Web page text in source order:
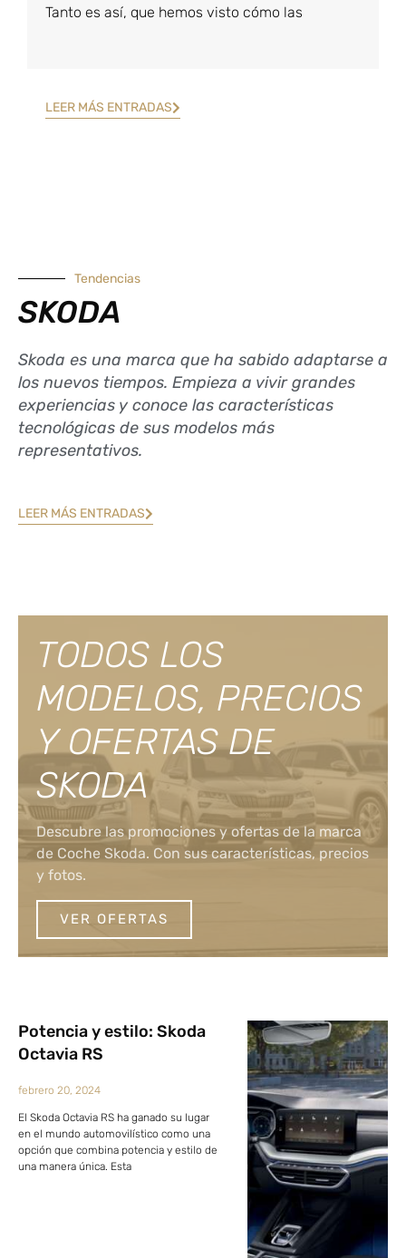
Tanto es así, que hemos visto cómo las
LEER MÁS ENTRADAS
Tendencias
SKODA
Skoda es una marca que ha sabido adaptarse a
los nuevos tiempos. Empieza a vivir grandes
experiencias y conoce las características
tecnológicas de sus modelos más
representativos.
LEER MÁS ENTRADAS
TODOS LOS
MODELOS, PRECIOS
Y OFERTAS DE
SKODA
Descubre las promociones y ofertas de la marca
de Coche Skoda. Con sus características, precios
y fotos.
VER OFERTAS
Potencia y estilo: Skoda
Octavia RS
febrero 20, 2024
El Skoda Octavia RS ha ganado su lugar
en el mundo automovilístico como una
opción que combina potencia y estilo de
una manera única. Esta